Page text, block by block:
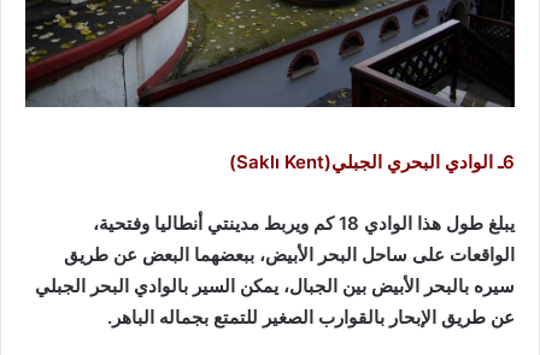
6ـ الوادي البحري الجبلي(Saklı Kent)
يبلغ طول هذا الوادي 18 كم ويربط مدينتي أنطاليا وفتحية،
الواقعات على ساحل البحر الأبيض، ببعضهما البعض عن طريق
سيره بالبحر الأبيض بين الجبال، يمكن السير بالوادي البحر الجبلي
عن طريق الإبحار بالقوارب الصغير للتمتع بجماله الباهر.